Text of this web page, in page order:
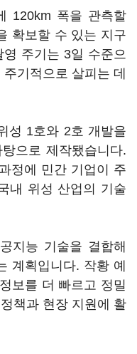
120km 폭을 관측할
확보할 수 있는 지구
주기는 3일 수준으
기적으로 살피는 데
성 1호와 2호 개발을
으로 제작됐습니다.
정에 민간 기업이 주
내 위성 산업의 기술
지능 기술을 결합해
계획입니다. 작황 예
보를 더 빠르고 정밀
책과 현장 지원에 활